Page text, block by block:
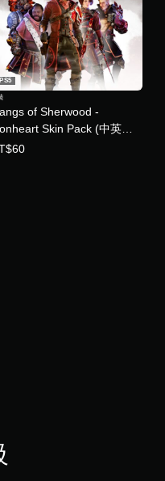
of Sherwood -
Skin Pack (中英文
)
PS5